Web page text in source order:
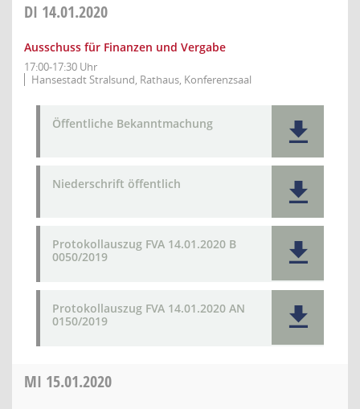
DI 14.01.2020
Ausschuss für Finanzen und Vergabe
17:00-17:30 Uhr
Hansestadt Stralsund, Rathaus, Konferenzsaal
Öffentliche Bekanntmachung
Niederschrift öffentlich
Protokollauszug FVA 14.01.2020 B
0050/2019
Protokollauszug FVA 14.01.2020 AN
0150/2019
MI 15.01.2020